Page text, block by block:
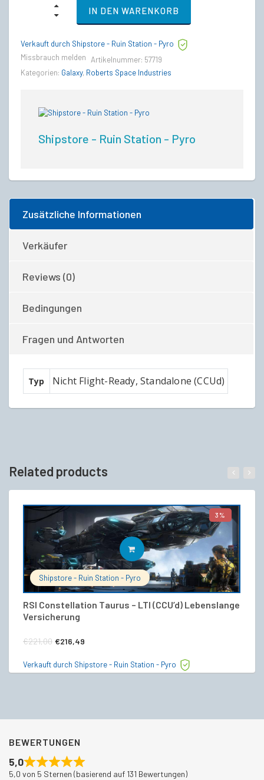
(CCU’d)
Lebenslange
quantity
IN DEN WARENKORB
Verkauft durch Shipstore - Ruin Station - Pyro
Missbrauch melden Artikelnummer: 57719
Kategorien: Galaxy, Roberts Space Industries
Shipstore - Ruin Station - Pyro
Zusätzliche Informationen
Verkäufer
Reviews (0)
Bedingungen
Fragen und Antworten
Typ Nicht Flight-Ready, Standalone (CCUd)
Related products
3%
Shipstore - Ruin Station - Pyro
RSI Constellation Taurus – LTI (CCU’d) Lebenslange
Versicherung
€221,00 Ursprünglicher
war:
€216,49
ist:
IN DEN WARENKORB
Verkauft durch Shipstore - Ruin Station - Pyro
BEWERTUNGEN
5,0
5,0 von 5 Sternen (basierend auf 131 Bewertungen)